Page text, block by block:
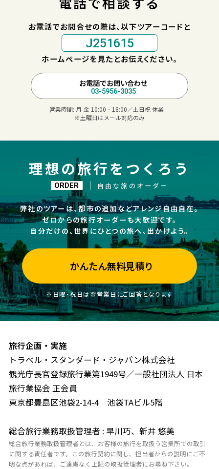
お電話でお問合せの際は、以下ツアーコードと
J251615
ホームページを見たとお伝えください。
お電話でお問い合わせ
03-5956-3035
営業時間: 月-金 10:00‐18:00／土日祝 休業
※土曜日はメール対応のみ
理想の旅行をつくろう
ORDER 自由な旅のオーダー
弊社のツアーは、都市の追加などアレンジ自由自在。
ゼロからの旅行オーダーも大歓迎です。
自分だけの、世界にひとつの旅へ、出かけよう。
かんたん無料見積り
※日曜・祝日は翌営業日にご回答となります
旅行企画・実施
トラベル・スタンダード・ジャパン株式会社
観光庁長官登録旅行業第1949号／一般社団法人 日本
旅行業協会 正会員
東京都豊島区池袋2-14-4 池袋TAビル5階
総合旅行業務取扱管理者 : 早川巧、新井 悠美
総合旅行業務取扱管理者とは、お客様の旅行を取扱う営業所での取引
に関する責任者です。この旅行契約に関し、担当者からの説明にご不
明な点があれば、ご遠慮なく上記の取扱管理者にお尋ね下さい。